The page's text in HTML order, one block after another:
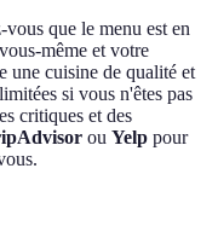
que le menu est en
même et votre
une cuisine de qualité et
si vous n'êtes pas
critiques et des
ou Yelp pour